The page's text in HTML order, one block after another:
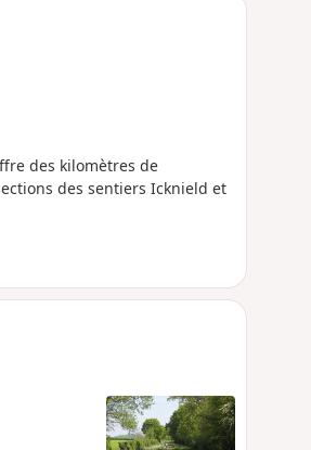
des kilomètres de
des sentiers Icknield et